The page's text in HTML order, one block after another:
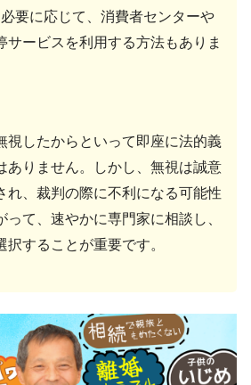
要に応じて、消費者センターや
サービスを利用する方法もありま
視したからといって即座に法的義
ありません。しかし、無視は誠意
れ、裁判の際に不利になる可能性
って、速やかに専門家に相談し、
することが重要です。